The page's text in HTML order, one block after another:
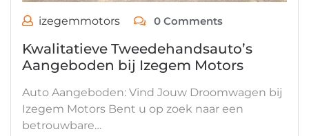
izegemmotors 0 Comments
Kwalitatieve Tweedehandsauto’s
Aangeboden bij Izegem Motors
Auto Aangeboden: Vind Jouw Droomwagen bij
Izegem Motors Bent u op zoek naar een
betrouwbare…